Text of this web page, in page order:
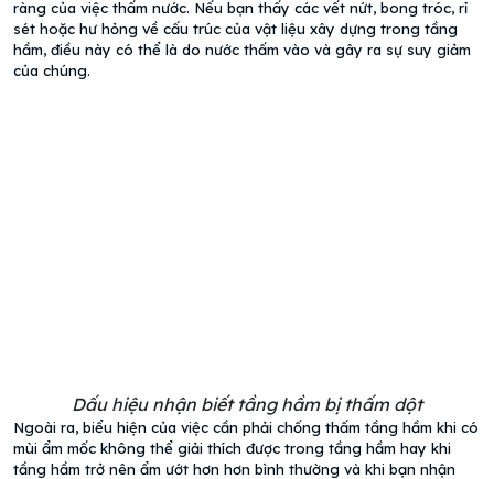
ràng của việc thấm nước. Nếu bạn thấy các vết nứt, bong tróc, rỉ
sét hoặc hư hỏng về cấu trúc của vật liệu xây dựng trong tầng
hầm, điều này có thể là do nước thấm vào và gây ra sự suy giảm
của chúng.
Dấu hiệu nhận biết tầng hầm bị thấm dột
Ngoài ra, biểu hiện của việc cần phải chống thấm tầng hầm khi có
mùi ẩm mốc không thể giải thích được trong tầng hầm hay khi
tầng hầm trở nên ẩm ướt hơn hơn bình thường và khi bạn nhận